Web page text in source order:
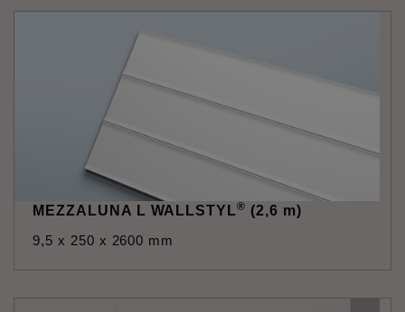
MEZZALUNA L WALLSTYL® (2,6 m)
9,5 x 250 x 2600 mm